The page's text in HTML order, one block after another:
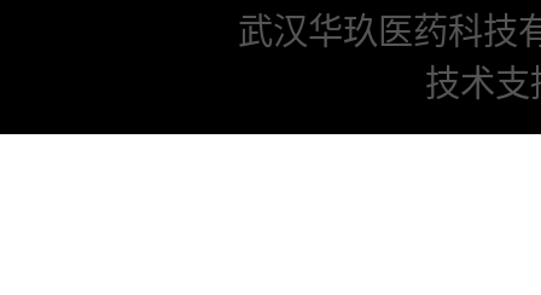
武汉华玖医药科技
技术